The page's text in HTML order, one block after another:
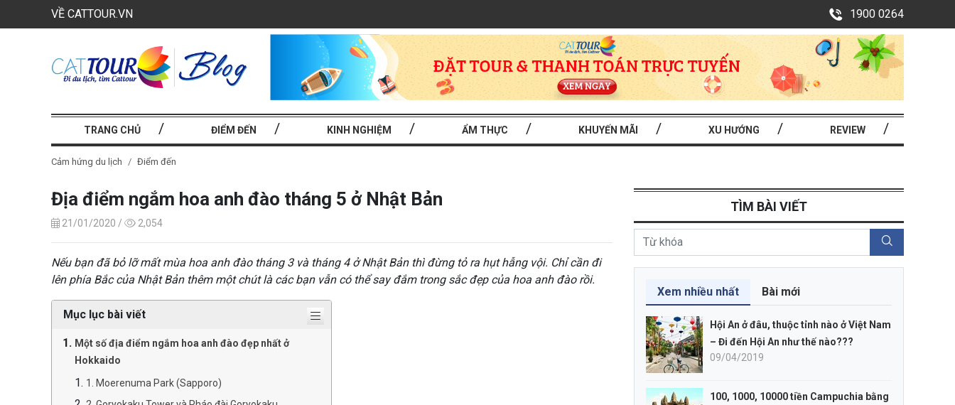
VỀ CATTOUR.VN 1900 0264
TRANG CHỦ ĐIỂM ĐẾN KINH NGHIỆM ẨM THỰC KHUYẾN MÃI XU HƯỚNG REVIEW
Cảm hứng du lịch Điểm đến
Địa điểm ngắm hoa anh đào tháng 5 ở Nhật Bản
21/01/2020 / 2,054
Nếu bạn đã bỏ lỡ mất mùa hoa anh đào tháng 3 và tháng 4 ở Nhật Bản thì đừng tỏ ra hụt hẫng vội. Chỉ cần đi
lên phía Bắc của Nhật Bản thêm một chút là các bạn vẫn có thể say đắm trong sắc đẹp của hoa anh đào rồi.
Mục lục bài viết
Một số địa điểm ngắm hoa anh đào đẹp nhất ở
Hokkaido
1. Moerenuma Park (Sapporo)
TÌM BÀI VIẾT
Xem nhiều nhất Bài mới
Hội An ở đâu, thuộc tỉnh nào ở Việt Nam
– Đi đến Hội An như thế nào???
09/04/2019
100, 1000, 10000 tiền Campuchia bằng